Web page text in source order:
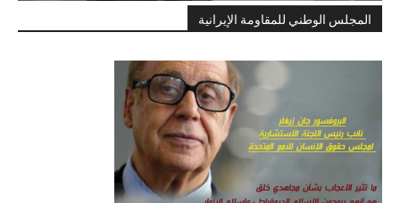
المجلس الوطني للمقاومة الإيرانية